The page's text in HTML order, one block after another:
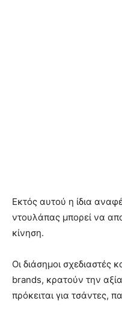
Εκτός αυτού η ίδια
ντουλάπας μπορεί να
κίνηση.
Οι διάσημοι σχεδιαστές
brands, κρατούν την
πρόκειται για τσάντες,